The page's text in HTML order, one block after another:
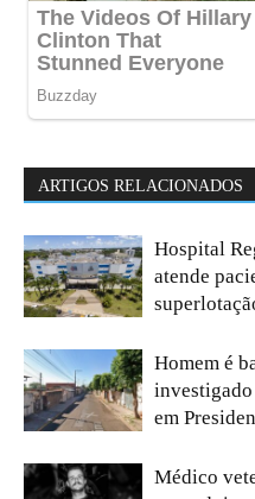
ARTIGOS RELACIONADOS
Hospital
atende
Homem é
em
Médico